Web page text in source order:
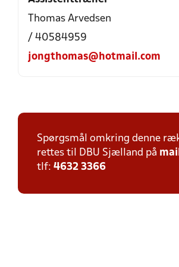
Thomas Arvedsen
/ 40584959
jongthomas@hotmail.com
Spørgsmål omkring denne
rettes til DBU Sjælland på mail
tlf: 4632 3366